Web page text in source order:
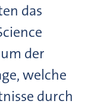
das
der
welche
durch